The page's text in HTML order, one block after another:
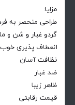
مزایا:
طراحی منحصر به
گردو غبار و شن و
انعطاف پذیری خوب
نظافت آسان
ضد غبار
ظاهر زیبا
قیمت رقابتی